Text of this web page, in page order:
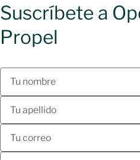
Suscríbete a
Propel